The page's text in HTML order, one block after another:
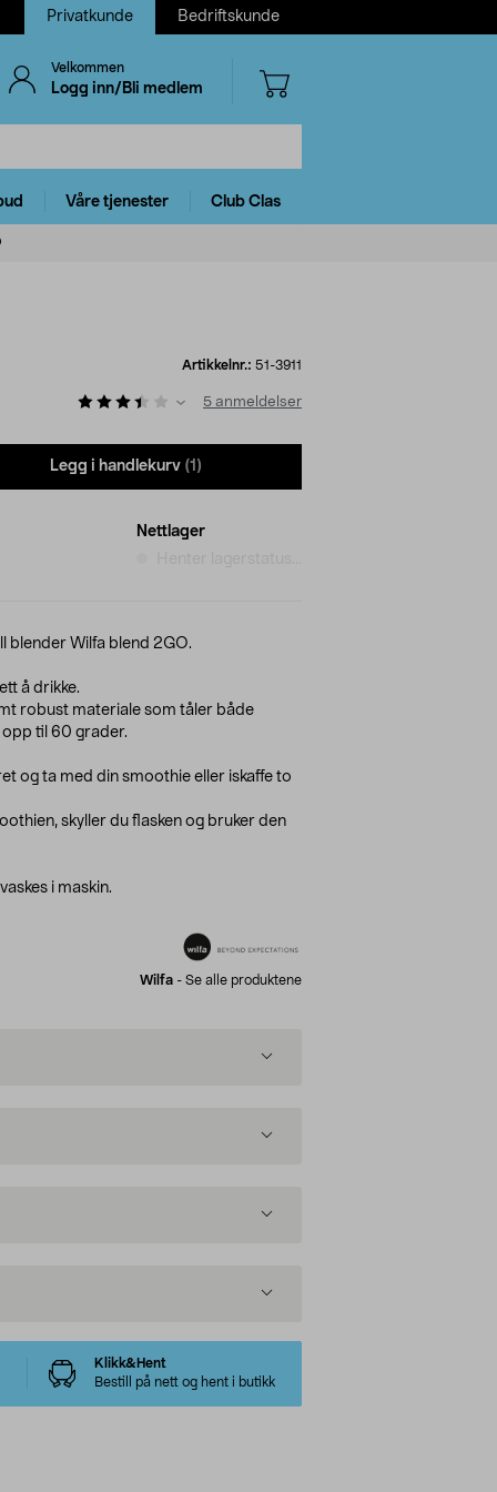
Privatkunde Bedriftskunde
Velkommen
Logg inn/Bli medlem
Våre tjenester Club Clas
Artikkelnr.: 51-3911
5 anmeldelser
Legg i handlekurv (1)
Nettlager
blender Wilfa blend 2GO.
å drikke.
robust materiale som tåler både
til 60 grader.
og ta med din smoothie eller iskaffe to
skyller du flasken og bruker den
i maskin.
Wilfa - Se alle produktene
Klikk&Hent
Bestill på nett og hent i butikk